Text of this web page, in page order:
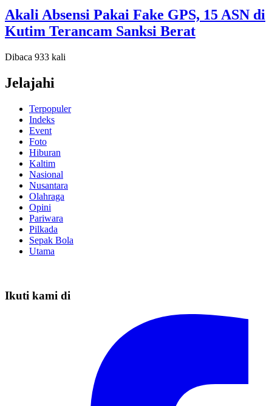
Akali Absensi Pakai Fake GPS, 15 ASN di
Kutim Terancam Sanksi Berat
Dibaca 933 kali
Jelajahi
Terpopuler
Indeks
Event
Foto
Hiburan
Kaltim
Nasional
Nusantara
Olahraga
Opini
Pariwara
Pilkada
Sepak Bola
Utama
Ikuti kami di